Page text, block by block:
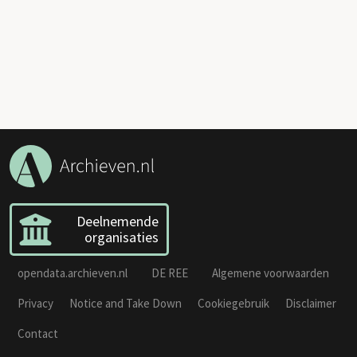
Deelnemende
organisaties
opendata.archieven.nl DE REE
Algemene voorwaarden
Privacy
Notice and Take Down Cookiegebruik
Disclaimer
Contact